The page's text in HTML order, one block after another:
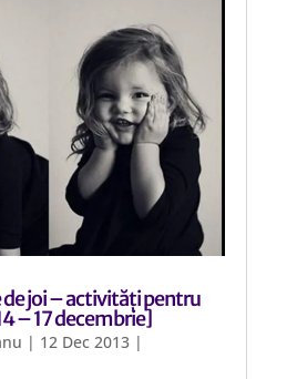
joi – activități pentru
– 17 decembrie]
| 12 Dec 2013|